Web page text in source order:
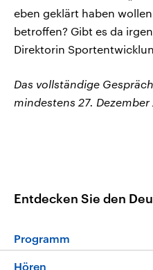
eben geklärt haben
betroffen? Gibt es da
Direktorin
Das vollständige
mindestens 27.
Entdecken Sie den
Programm
Programm
Hören